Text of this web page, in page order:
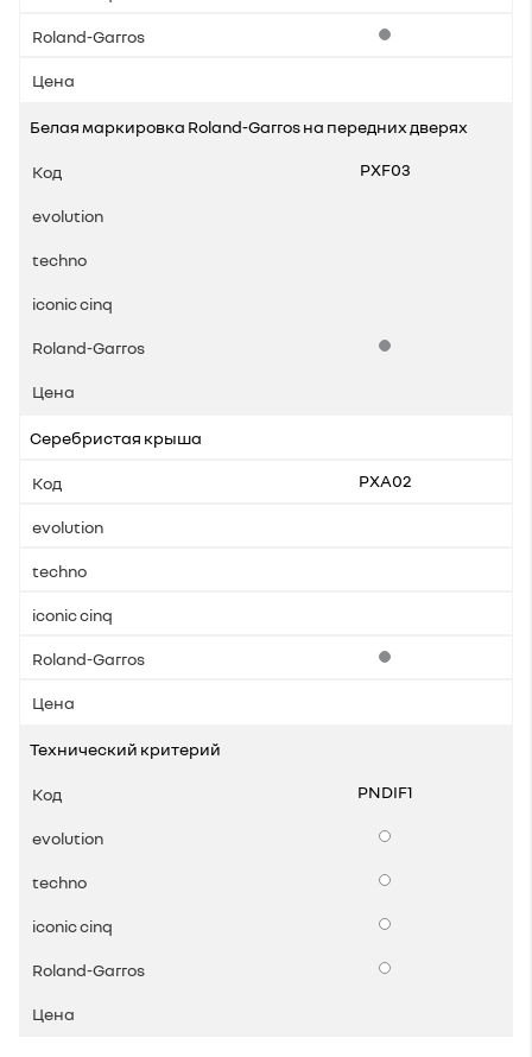
Стандартная
Белая маркировка Roland-Garros на передних дверях
PXF03
Стандартная
Серебристая крыша
PXA02
Стандартная
Технический критерий
PNDIF1
Опции
Опции
Опции
Опции